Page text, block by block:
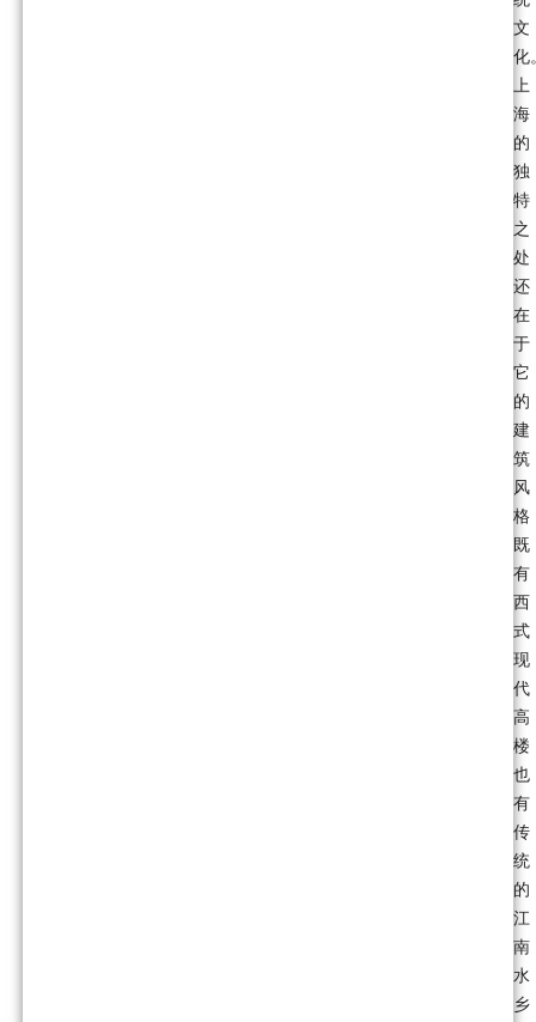
文
化
上
海
的
独
特
之
处
还
在
于
它
的
建
筑
风
格
既
有
西
式
现
代
高
楼
也
有
传
统
的
江
南
水
乡